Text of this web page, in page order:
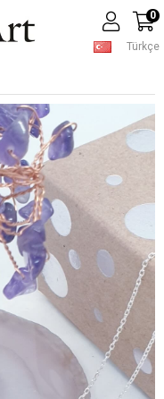
Türkçe
0